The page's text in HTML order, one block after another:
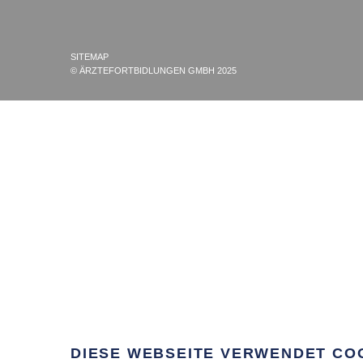
SITEMAP
© ÄRZTEFORTBIDLUNGEN GMBH 2025
DIESE WEBSEITE VERWENDET